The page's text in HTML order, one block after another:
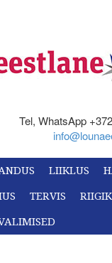
Tel, WhatsApp
LIIKLUS
TERVIS